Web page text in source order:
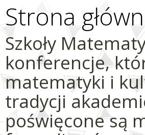
Strona
Szkoły
konferencje,
matematyki i
tradycji
poświęcone są